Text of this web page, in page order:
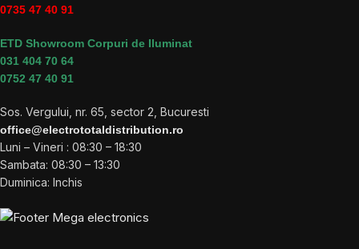
0735 47 40 91
ETD Showroom Corpuri de Iluminat
031 404 70 64
0752 47 40 91
Sos. Vergului, nr. 65, sector 2, Bucuresti
office@electrototaldistribution.ro
Luni – Vineri : 08:30 – 18:30
Sambata: 08:30 – 13:30
Duminica: Inchis